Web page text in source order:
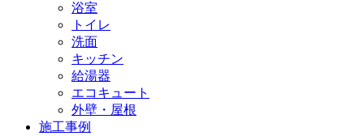
浴室
トイレ
洗面
キッチン
給湯器
エコキュート
外壁・屋根
施工事例